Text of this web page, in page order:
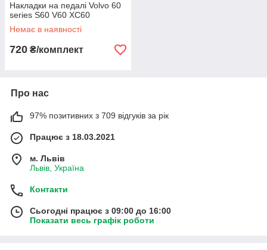
Накладки на педалі Volvo 60
series S60 V60 XC60
Немає в наявності
720 ₴/комплект
Про нас
97% позитивних з 709 відгуків за рік
Працює з 18.03.2021
м. Львів
Львів, Україна
Контакти
Сьогодні працює з 09:00 до 16:00
Показати весь графік роботи